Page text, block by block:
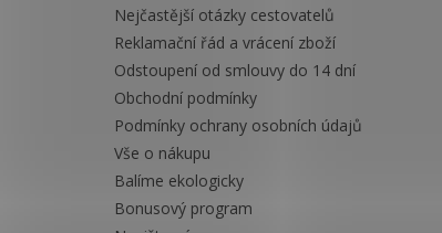
Nejčastější otázky cestovatelů
Reklamační řád a vrácení zboží
Odstoupení od smlouvy do 14 dní
Obchodní podmínky
Podmínky ochrany osobních údajů
Vše o nákupu
Balíme ekologicky
Bonusový program